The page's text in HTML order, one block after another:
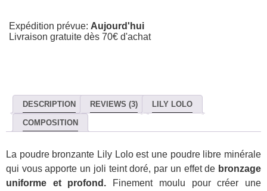
Expédition prévue: Aujourd'hui
Livraison gratuite dès 70€ d'achat
DESCRIPTION REVIEWS (3) LILY LOLO
COMPOSITION
La poudre bronzante Lily Lolo est une poudre libre minérale
qui vous apporte un joli teint doré, par un effet de bronzage
uniforme et profond. Finement moulu pour créer une